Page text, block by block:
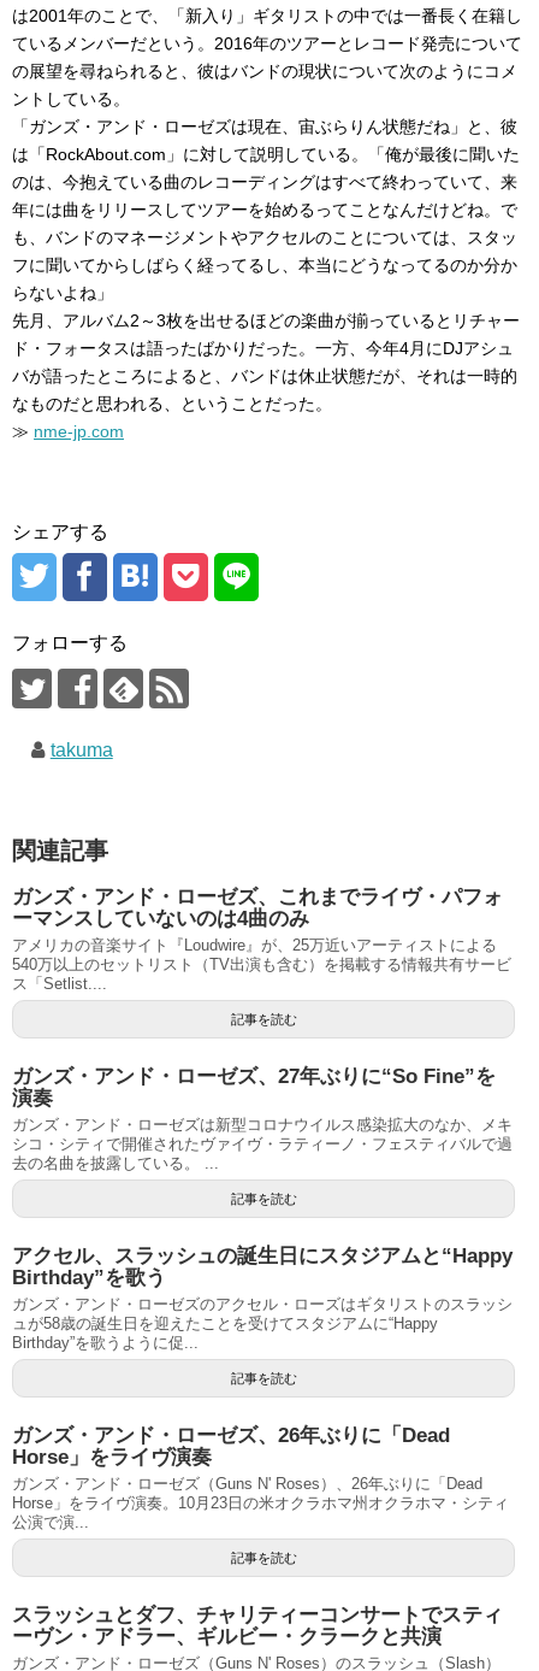
は2001年のことで、「新入り」ギタリストの中では一番長く在籍し
ているメンバーだという。2016年のツアーとレコード発売について
の展望を尋ねられると、彼はバンドの現状について次のようにコメ
ントしている。
「ガンズ・アンド・ローゼズは現在、宙ぶらりん状態だね」と、彼
は「RockAbout.com」に対して説明している。「俺が最後に聞いた
のは、今抱えている曲のレコーディングはすべて終わっていて、来
年には曲をリリースしてツアーを始めるってことなんだけどね。で
も、バンドのマネージメントやアクセルのことについては、スタッ
フに聞いてからしばらく経ってるし、本当にどうなってるのか分か
らないよね」
先月、アルバム2～3枚を出せるほどの楽曲が揃っているとリチャー
ド・フォータスは語ったばかりだった。一方、今年4月にDJアシュ
バが語ったところによると、バンドは休止状態だが、それは一時的
なものだと思われる、ということだった。
≫ nme-jp.com
シェアする
フォローする
takuma
関連記事
ガンズ・アンド・ローゼズ、これまでライヴ・パフォ
ーマンスしていないのは4曲のみ
アメリカの音楽サイト『Loudwire』が、25万近いアーティストによる
540万以上のセットリスト（TV出演も含む）を掲載する情報共有サービ
ス「Setlist....
記事を読む
ガンズ・アンド・ローゼズ、27年ぶりに“So Fine”を
演奏
ガンズ・アンド・ローゼズは新型コロナウイルス感染拡大のなか、メキ
シコ・シティで開催されたヴァイヴ・ラティーノ・フェスティバルで過
去の名曲を披露している。 ...
記事を読む
アクセル、スラッシュの誕生日にスタジアムと“Happy
Birthday”を歌う
ガンズ・アンド・ローゼズのアクセル・ローズはギタリストのスラッシ
ュが58歳の誕生日を迎えたことを受けてスタジアムに“Happy
Birthday”を歌うように促...
記事を読む
ガンズ・アンド・ローゼズ、26年ぶりに「Dead
Horse」をライヴ演奏
ガンズ・アンド・ローゼズ（Guns N' Roses）、26年ぶりに「Dead
Horse」をライヴ演奏。10月23日の米オクラホマ州オクラホマ・シティ
公演で演...
記事を読む
スラッシュとダフ、チャリティーコンサートでスティ
ーヴン・アドラー、ギルビー・クラークと共演
ガンズ・アンド・ローゼズ（Guns N' Roses）のスラッシュ（Slash）